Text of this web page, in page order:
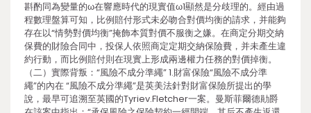
斟酌同為變量的ω在響應時代的現實值ω1顯然是分歧理的。經由過
程數理盤算可知，比例賠付形式未必吻合對價均衡的請求，并能夠
存在以“情勢對價均衡”掩飾本質對價不服衡之嫌。在商定分期交納
保費的財險合同中，投保人依照商定定期交納保險費，并未產生違
約行動，而比例賠付則在現實上形成兩邊權力任務的對價掉衡。
（二）實際背叛：“風險不成分準繩” 1.財富保險“風險不成分準
繩”的內在 “風險不成分準繩”是英美法針對財富保險所提出的學
說，最早可追溯至英國的Tyriev.Fletcher一案。曼斯菲爾德勛爵